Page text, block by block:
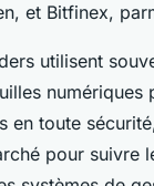
et Bitfinex,
utilisent
numériques
en toute
pour suivre